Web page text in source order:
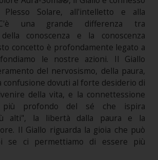
Solare, all'intelletto e alla
C'è una grande differenza tra
della conoscenza e la conoscenza
concetto è profondamente legato a
le nostre azioni. Il Giallo
del nervosismo, della paura,
confusione dovuti al forte desiderio di
della vita, e la connettessione
più profondo del sé che ispira
alti", la libertà dalla paura e la
Il Giallo riguarda la gioia che può
se ci permettiamo di essere più